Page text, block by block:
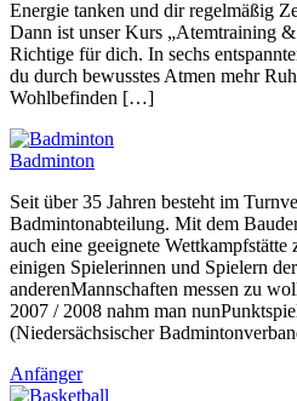
Energie tanken und dir regelmäßig
Dann ist unser Kurs „Atemtraining
Richtige für dich. In sechs
du durch bewusstes Atmen mehr
Wohlbefinden […]
Badminton
Seit über 35 Jahren besteht im
Badmintonabteilung. Mit dem
auch eine geeignete
einigen Spielerinnen und Spielern
anderenMannschaften messen zu
2007 / 2008 nahm man
(Niedersächsischer
Anfänger